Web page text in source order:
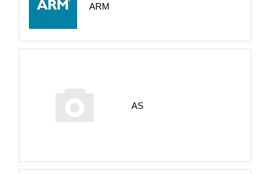
ARM
AS